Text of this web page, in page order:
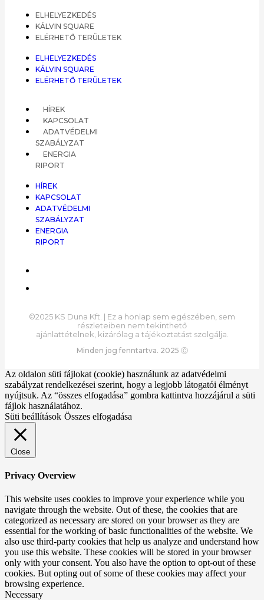
ELHELYEZKEDÉS
KÁLVIN SQUARE
ELÉRHETŐ TERÜLETEK
ELHELYEZKEDÉS
KÁLVIN SQUARE
ELÉRHETŐ TERÜLETEK
HÍREK
KAPCSOLAT
ADATVÉDELMI
SZABÁLYZAT
ENERGIA
RIPORT
HÍREK
KAPCSOLAT
ADATVÉDELMI
SZABÁLYZAT
ENERGIA
RIPORT
©2025 KS Duna Kft. | Ez a honlap sem egészében, sem
részleteiben nem tekinthető
ajánlattételnek, kizárólag a tájékoztatást szolgálja.
Minden jog fenntartva. 2025 Ⓒ
Az oldalon süti fájlokat (cookie) használunk az adatvédelmi
szabályzat rendelkezései szerint, hogy a legjobb látogatói élményt
nyújtsuk. Az “összes elfogadása” gombra kattintva hozzájárul a süti
fájlok használatához.
Süti beállítások Összes elfogadása
Close
Privacy Overview
This website uses cookies to improve your experience while you
navigate through the website. Out of these, the cookies that are
categorized as necessary are stored on your browser as they are
essential for the working of basic functionalities of the website. We
also use third-party cookies that help us analyze and understand how
you use this website. These cookies will be stored in your browser
only with your consent. You also have the option to opt-out of these
cookies. But opting out of some of these cookies may affect your
browsing experience.
Necessary